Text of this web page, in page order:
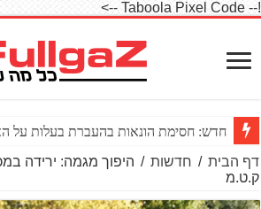
!-- Taboola Pixel Code -->
חדש: חסימת הונאות בהעברת בעלות על
דף הבית / חדשות / היפוך מגמה: ירידה
ק.ט.מ